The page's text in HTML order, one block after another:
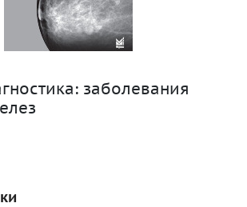
заболевания